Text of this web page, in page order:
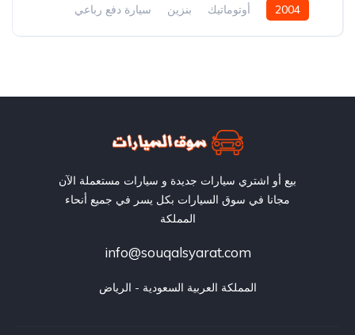
2004 أوتوماتيك بنزين سيارة دفع رباعي
بيع أو اشتري سيارات جديدة و سيارات مستعملة الآن
مجانا في سوق السيارات بكل يسر في جميع أنحاء
المملكة
info@souqalsyarat.com
المملكة العربية السعودية - الرياض